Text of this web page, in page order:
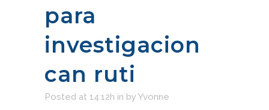
para
investigacion
can ruti
Posted at 14:12h in by Yvonne